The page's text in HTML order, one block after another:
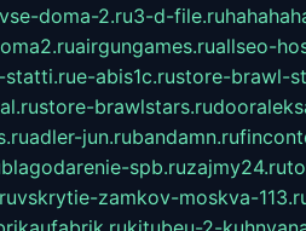
doma-2.ru3-d-file.ru
airgungames.ruallseo-
e-abis1c.rustore-brawl-
store-brawlstars.ru
adler-jun.rubandamn.ru
blagodarenie-spb.ruzajmy24.ru
vskrytie-zamkov-moskva-